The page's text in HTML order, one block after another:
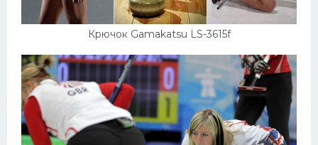
Крючок Gamakatsu LS-3615f